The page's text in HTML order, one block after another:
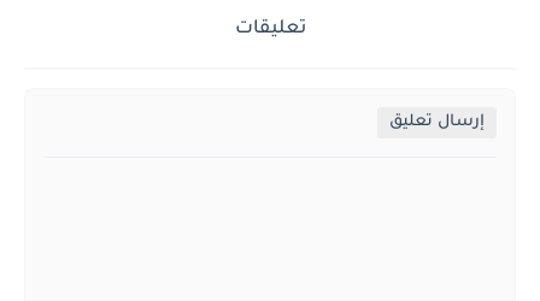
تعليقات
إرسال تعليق